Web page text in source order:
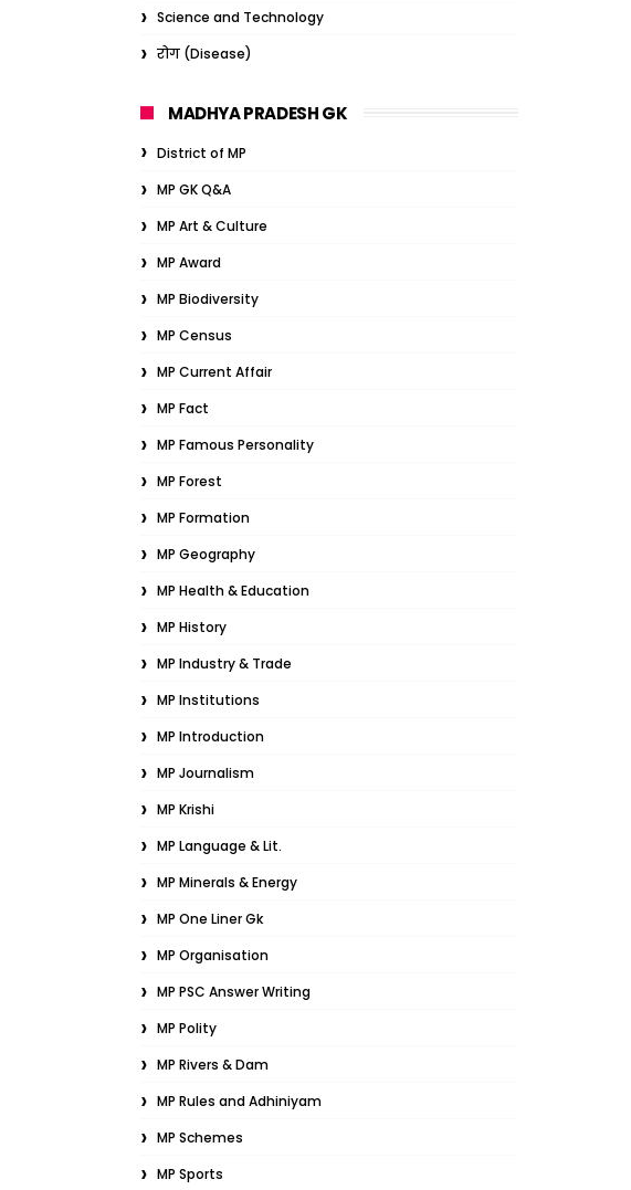
Science and Technology
रोग (Disease)
MADHYA PRADESH GK
District of MP
MP GK Q&A
MP Art & Culture
MP Award
MP Biodiversity
MP Census
MP Current Affair
MP Fact
MP Famous Personality
MP Forest
MP Formation
MP Geography
MP Health & Education
MP History
MP Industry & Trade
MP Institutions
MP Introduction
MP Journalism
MP Krishi
MP Language & Lit.
MP Minerals & Energy
MP One Liner Gk
MP Organisation
MP PSC Answer Writing
MP Polity
MP Rivers & Dam
MP Rules and Adhiniyam
MP Schemes
MP Sports